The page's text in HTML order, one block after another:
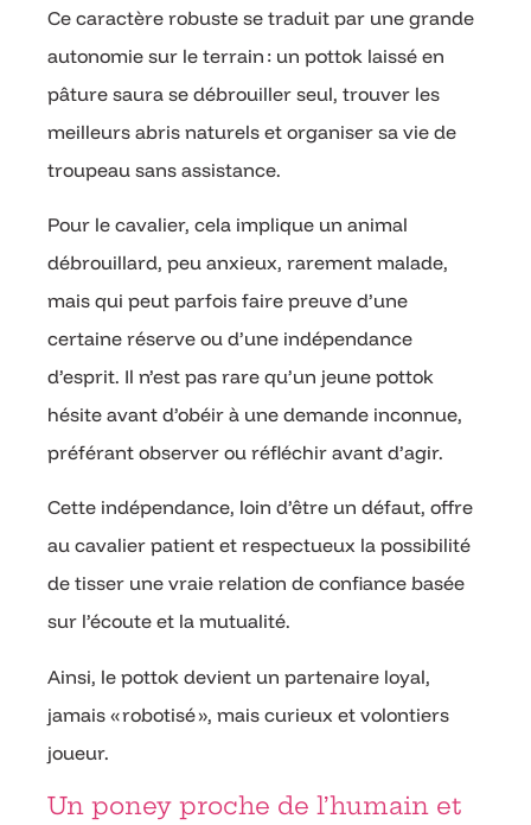
Ce caractère robuste se traduit par une grande
autonomie sur le terrain : un pottok laissé en
pâture saura se débrouiller seul, trouver les
meilleurs abris naturels et organiser sa vie de
troupeau sans assistance.
Pour le cavalier, cela implique un animal
débrouillard, peu anxieux, rarement malade,
mais qui peut parfois faire preuve d’une
certaine réserve ou d’une indépendance
d’esprit. Il n’est pas rare qu’un jeune pottok
hésite avant d’obéir à une demande inconnue,
préférant observer ou réfléchir avant d’agir.
Cette indépendance, loin d’être un défaut, offre
au cavalier patient et respectueux la possibilité
de tisser une vraie relation de confiance basée
sur l’écoute et la mutualité.
Ainsi, le pottok devient un partenaire loyal,
jamais « robotisé », mais curieux et volontiers
joueur.
Un poney proche de l’humain et